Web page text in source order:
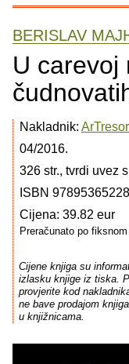
BERISLAV
U carevoj
Nakladnik:
04/2016.
326 str., tvrdi uvez
ISBN
Cijena: 39.82 eur
Preračunato po
Cijene knjiga su
izlasku knjige iz tiska.
provjerite kod
ne bave prodajom
u knjižnicama.